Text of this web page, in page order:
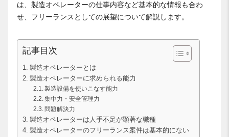
は、製造オペレーターの仕事内容など基本的な情報も合わ
せ、フリーランスとしての展望について解説します。
記事目次
製造オペレーターとは
製造オペレーターに求められる能力
製造設備を使いこなす能力
集中力・安全管理力
問題解決力
製造オペレーターは人手不足が顕著な職種
製造オペレーターのフリーランス案件は基本的にない